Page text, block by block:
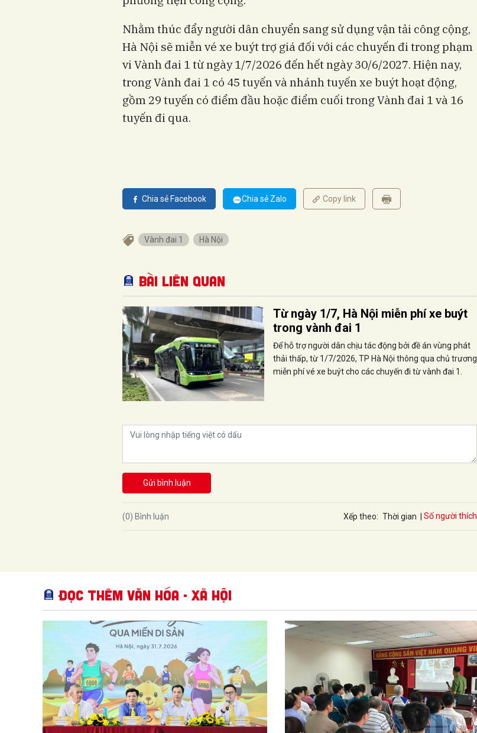
Nhằm thúc đẩy người dân chuyển sang sử dụng vận tải công cộng,
Hà Nội sẽ miễn vé xe buýt trợ giá đối với các chuyến đi trong phạm
vi Vành đai 1 từ ngày 1/7/2026 đến hết ngày 30/6/2027. Hiện nay,
trong Vành đai 1 có 45 tuyến và nhánh tuyến xe buýt hoạt động,
gồm 29 tuyến có điểm đầu hoặc điểm cuối trong Vành đai 1 và 16
tuyến đi qua.
Chia sẻ Facebook Chia sẻ Zalo Copy link
Vành đai 1 Hà Nội
Bài liên quan
Từ ngày 1/7, Hà Nội miễn phí xe buýt
trong vành đai 1
Để hỗ trợ người dân chịu tác động bởi đề án vùng phát
thải thấp, từ 1/7/2026, TP Hà Nội thông qua chủ trương
miễn phí vé xe buýt cho các chuyến đi từ vành đai 1.
Gửi bình luận
(0) Bình luận Xếp theo: Thời gian Số người thích
Đọc thêm Văn hóa - Xã hội